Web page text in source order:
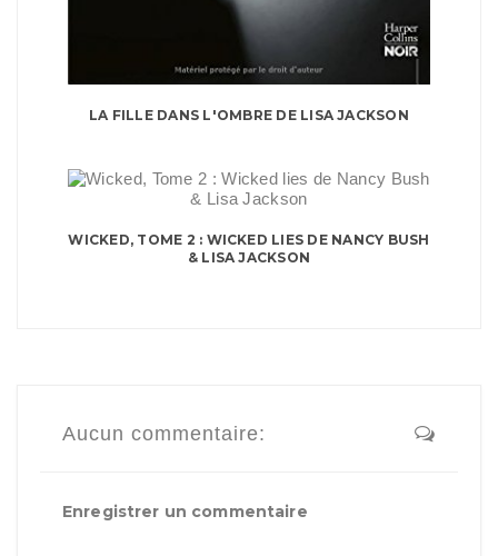
LA FILLE DANS L'OMBRE DE LISA JACKSON
WICKED, TOME 2 : WICKED LIES DE NANCY BUSH
& LISA JACKSON
Aucun commentaire:
Enregistrer un commentaire